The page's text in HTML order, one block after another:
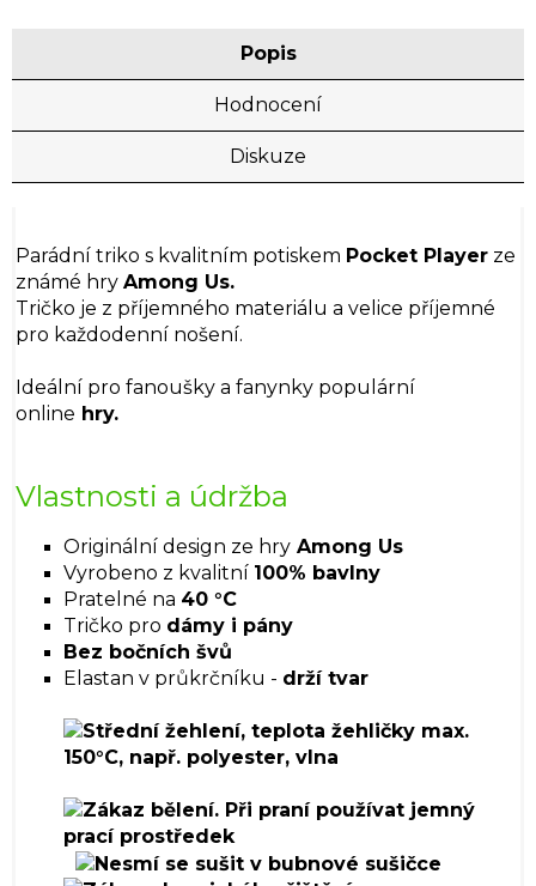
Popis
Hodnocení
Diskuze
Parádní triko s kvalitním potiskem Pocket Player ze
známé hry Among Us.
Tričko je z příjemného materiálu a velice příjemné
pro každodenní nošení.
Ideální pro fanoušky a fanynky populární
online hry.
Vlastnosti a údržba
Originální design ze hry Among Us
Vyrobeno z kvalitní 100% bavlny
Pratelné na 40 °C
Tričko pro dámy i pány
Bez bočních švů
Elastan v průkrčníku - drží tvar